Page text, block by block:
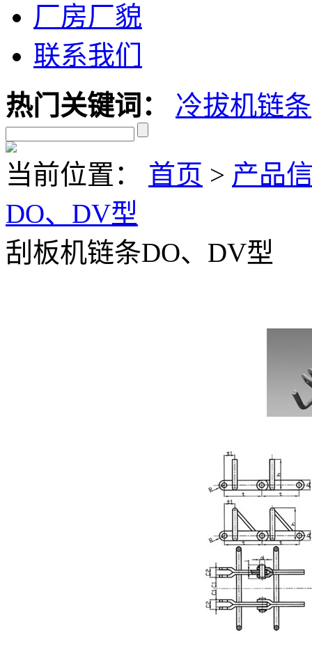
厂房厂貌
联系我们
热门关键词：
冷拔机链条
当前位置： 首页 > 产品
DO、DV型
刮板机链条DO、DV型